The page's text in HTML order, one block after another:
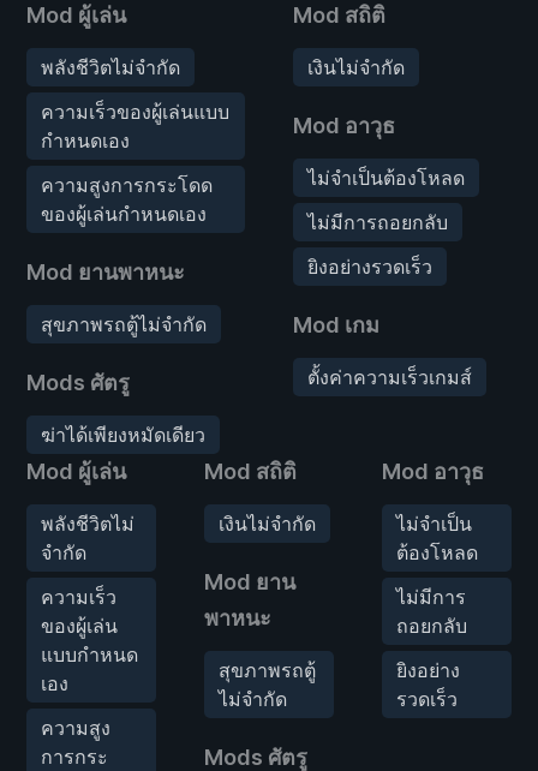
Mod ผู้เล่น
พลังชีวิตไม่จำกัด
ความเร็วของผู้เล่นแบบ
กำหนดเอง
ความสูงการกระโดด
ของผู้เล่นกำหนดเอง
Mod ยานพาหนะ
สุขภาพรถตู้ไม่จำกัด
Mods ศัตรู
ฆ่าได้เพียงหมัดเดียว
Mod สถิติ
เงินไม่จำกัด
Mod อาวุธ
ไม่จำเป็นต้องโหลด
ไม่มีการถอยกลับ
ยิงอย่างรวดเร็ว
Mod เกม
ตั้งค่าความเร็วเกมส์
Mod ผู้เล่น
พลังชีวิตไม่
จำกัด
ความเร็ว
ของผู้เล่น
แบบกำหนด
เอง
ความสูง
การกระ
Mod สถิติ
เงินไม่จำกัด
Mod ยาน
พาหนะ
สุขภาพรถตู้
ไม่จำกัด
Mods ศัตรู
Mod อาวุธ
ไม่จำเป็น
ต้องโหลด
ไม่มีการ
ถอยกลับ
ยิงอย่าง
รวดเร็ว